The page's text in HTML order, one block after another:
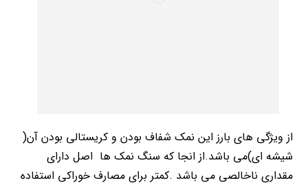
از ویژگی های بارز این نمک شفاف بودن و کریستالی بودن آن(
شیشه ای)می باشد.از انجا که سنگ نمک ها اصل دارای
مقداری ناخالصی می باشد .کمتر برای مصارف خوراکی استفاده